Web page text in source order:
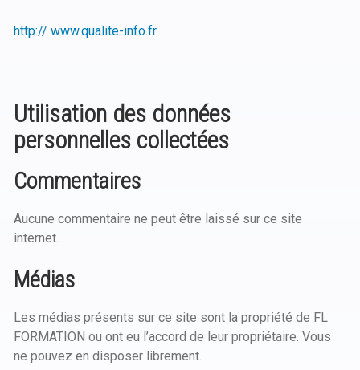
http:// www.qualite-info.fr
Utilisation des données
personnelles collectées
Commentaires
Aucune commentaire ne peut être laissé sur ce site
internet.
Médias
Les médias présents sur ce site sont la propriété de FL
FORMATION ou ont eu l’accord de leur propriétaire. Vous
ne pouvez en disposer librement.